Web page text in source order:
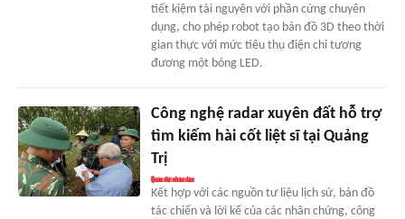
tiết kiệm tài nguyên với phần cứng chuyên
dụng, cho phép robot tạo bản đồ 3D theo thời
gian thực với mức tiêu thụ điện chỉ tương
đương một bóng LED.
Công nghệ radar xuyên đất hỗ trợ
tìm kiếm hài cốt liệt sĩ tại Quảng
Trị
Kết hợp với các nguồn tư liệu lịch sử, bản đồ
tác chiến và lời kể của các nhân chứng, công